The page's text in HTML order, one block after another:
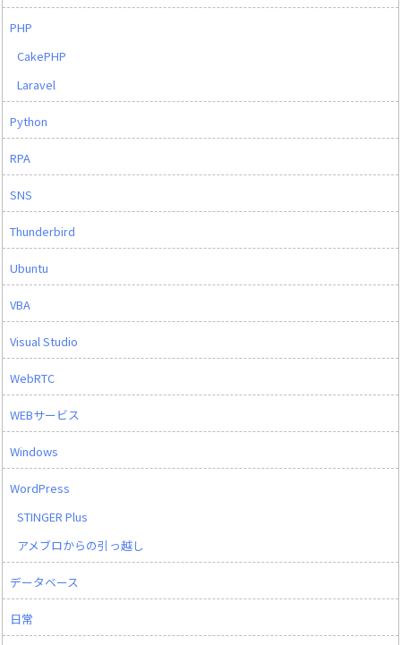
PHP
CakePHP
Laravel
Python
RPA
SNS
Thunderbird
Ubuntu
VBA
Visual Studio
WebRTC
WEBサービス
Windows
WordPress
STINGER Plus
アメブロからの引っ越し
データベース
日常